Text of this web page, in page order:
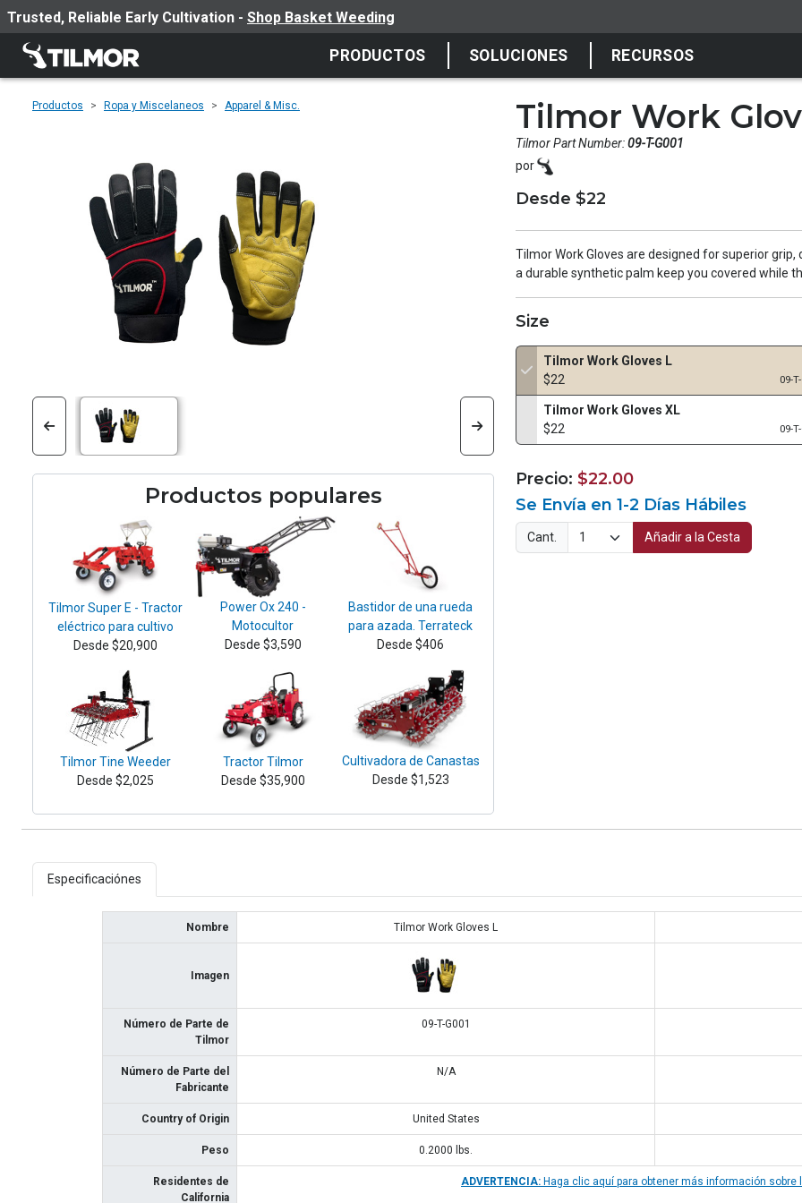
Trusted, Reliable Early Cultivation - Shop Basket Weeding
PRODUCTOS SOLUCIONES RECURSOS
Productos Ropa y Miscelaneos Apparel & Misc.
Productos populares
Tilmor Super E - Tractor
eléctrico para cultivo
Desde $20,900
Power Ox 240 -
Motocultor
Desde $3,590
Bastidor de una rueda
para azada. Terrateck
Desde $406
Tilmor Tine Weeder
Desde $2,025
Tractor Tilmor
Desde $35,900
Cultivadora de Canastas
Desde $1,523
Tilmor Work
Tilmor Part Number:09-T-G001
por
Desde $22
Tilmor Work Gloves are designed for superior
a durable synthetic palm keep you covered while
Size
Tilmor Work Gloves L
$22
09-
Tilmor Work Gloves XL
$22
09-
Precio: $22.00
Se Envía en 1-2 Días Hábiles
Cant. Añadir a la Cesta
Especificaciónes
Nombre Tilmor Work Gloves L
Imagen
Número de Parte de
Tilmor
09-T-G001
Número de Parte del
Fabricante
N/A
Country of Origin United States
Peso 0.2000 lbs.
Residentes de
California
ADVERTENCIA: Haga clic aquí para obtener más información sobre